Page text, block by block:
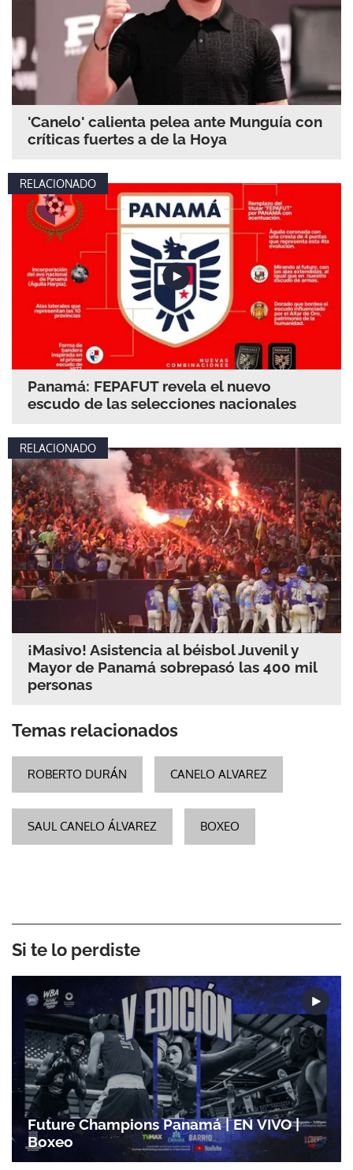
Gracias por suscribirte a nuestro boletín.
'Canelo' calienta pelea ante Munguía con
críticas fuertes a de la Hoya
RELACIONADO
Panamá: FEPAFUT revela el nuevo
escudo de las selecciones nacionales
RELACIONADO
¡Masivo! Asistencia al béisbol Juvenil y
Mayor de Panamá sobrepasó las 400 mil
personas
Temas relacionados
ROBERTO DURÁN CANELO ALVAREZ
SAUL CANELO ÁLVAREZ BOXEO
Si te lo perdiste
Future Champions Panamá | EN VIVO |
Boxeo